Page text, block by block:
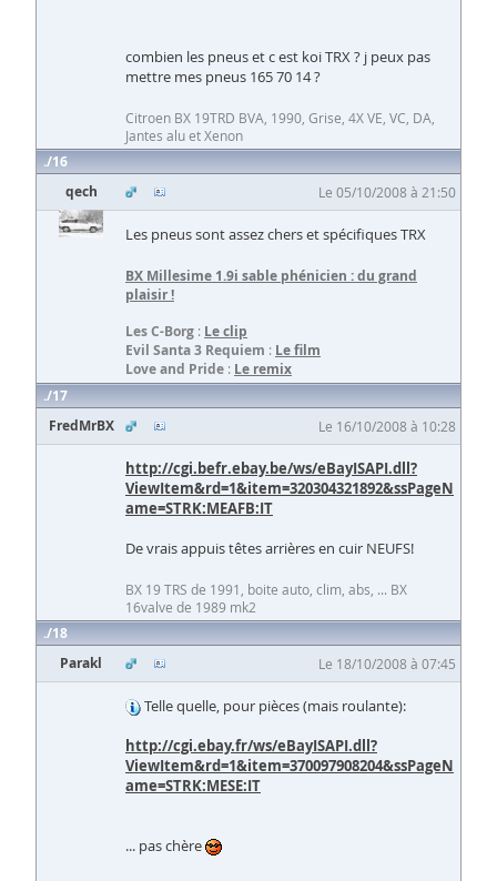
combien les pneus et c est koi TRX ? j peux pas
mettre mes pneus 165 70 14 ?
Citroen BX 19TRD BVA, 1990, Grise, 4X VE, VC, DA,
Jantes alu et Xenon
16
qech
Le 05/10/2008 à 21:50
Les pneus sont assez chers et spécifiques TRX
BX Millesime 1.9i sable phénicien : du grand
plaisir !
Les C-Borg : Le clip
Evil Santa 3 Requiem : Le film
Love and Pride : Le remix
17
FredMrBX
Le 16/10/2008 à 10:28
http://cgi.befr.ebay.be/ws/eBayISAPI.dll?
ViewItem&rd=1&item=320304321892&ssPageN
ame=STRK:MEAFB:IT
De vrais appuis têtes arrières en cuir NEUFS!
BX 19 TRS de 1991, boite auto, clim, abs, ... BX
16valve de 1989 mk2
18
Parakl
Le 18/10/2008 à 07:45
Telle quelle, pour pièces (mais roulante):
http://cgi.ebay.fr/ws/eBayISAPI.dll?
ViewItem&rd=1&item=370097908204&ssPageN
ame=STRK:MESE:IT
... pas chère